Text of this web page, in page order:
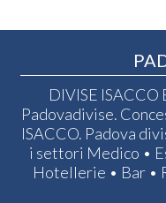
DIVISE ISACCO
Padovadivise.
ISACCO. Padova
i settori Medico •
Hotellerie • Bar •